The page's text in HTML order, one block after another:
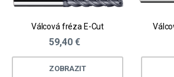
Válcová fréza E-Cut
59,40 €
ZOBRAZIT